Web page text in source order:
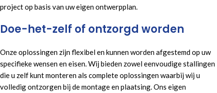
project op basis van uw eigen ontwerpplan.
Doe-het-zelf of ontzorgd worden
Onze oplossingen zijn flexibel en kunnen worden afgestemd op uw
specifieke wensen en eisen. Wij bieden zowel eenvoudige stallingen
die u zelf kunt monteren als complete oplossingen waarbij wij u
volledig ontzorgen bij de montage en plaatsing. Ons eigen